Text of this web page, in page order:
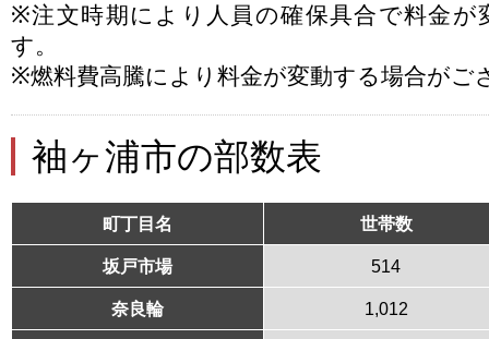
※注文時期により人員の確保具合で料金が
す。
※燃料費高騰により料金が変動する場合がご
袖ヶ浦市の部数表
町丁目名 世帯数
坂戸市場 514
奈良輪 1,012